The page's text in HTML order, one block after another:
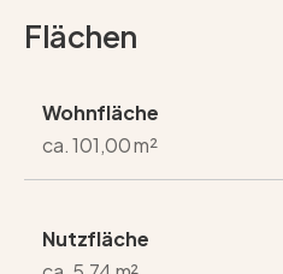
Flächen
Wohnfläche
ca. 101,00 m²
Nutzfläche